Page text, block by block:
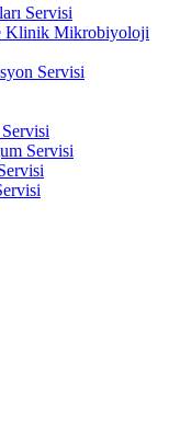
Servisi
Klinik Mikrobiyoloji
Servisi
Servisi